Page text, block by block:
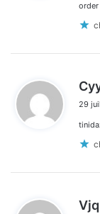
order
29